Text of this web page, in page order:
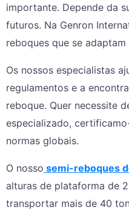
importante. Depende da
futuros. Na Genron
reboques que se adaptam
Os nossos especialistas
regulamentos e a
reboque. Quer necessite
especializado,
normas globais.
O nosso semi-reboques
alturas de plataforma de
transportar mais de 40